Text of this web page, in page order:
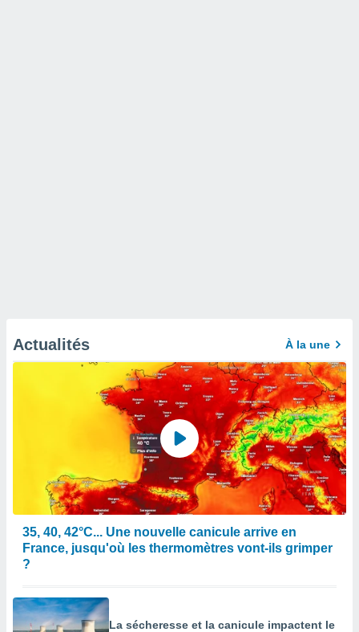
Actualités À la une
35, 40, 42°C... Une nouvelle canicule arrive en
France, jusqu'où les thermomètres vont-ils grimper
?
La sécheresse et la canicule impactent le